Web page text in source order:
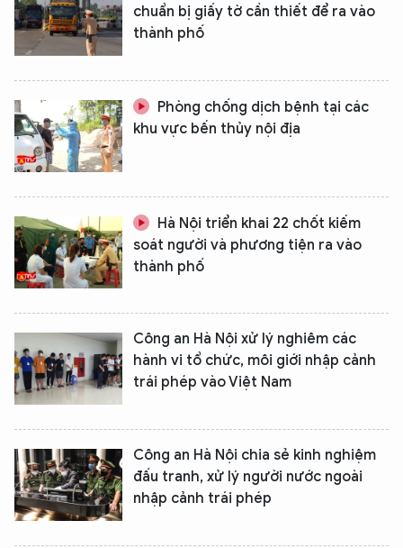
chuẩn bị giấy tờ cần thiết để ra vào
thành phố
Phòng chống dịch bệnh tại các
khu vực bến thủy nội địa
Hà Nội triển khai 22 chốt kiếm
soát người và phương tiện ra vào
thành phố
Công an Hà Nội xử lý nghiêm các
hành vi tổ chức, môi giới nhập cảnh
trái phép vào Việt Nam
Công an Hà Nội chia sẻ kinh nghiệm
đấu tranh, xử lý người nước ngoài
nhập cảnh trái phép